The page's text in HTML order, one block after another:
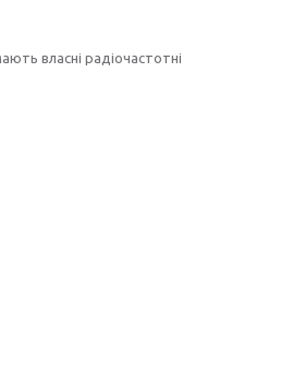
власні радіочастотні